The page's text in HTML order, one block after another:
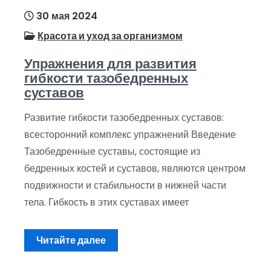
30 мая 2024
Красота и уход за организмом
Упражнения для развития
гибкости тазобедренных
суставов
Развитие гибкости тазобедренных суставов:
всесторонний комплекс упражнений Введение
Тазобедренные суставы, состоящие из
бедренных костей и суставов, являются центром
подвижности и стабильности в нижней части
тела. Гибкость в этих суставах имеет
Читайте далее